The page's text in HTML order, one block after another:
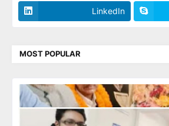
LinkedIn
MOST POPULAR